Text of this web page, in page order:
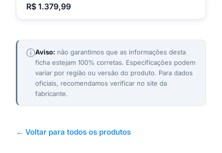
R$ 1.379,99
ⓘAviso:não garantimos que as informações desta
ficha estejam 100% corretas. Especificações podem
variar por região ou versão do produto. Para dados
oficiais, recomendamos verificar no site da
fabricante.
← Voltar para todos os produtos